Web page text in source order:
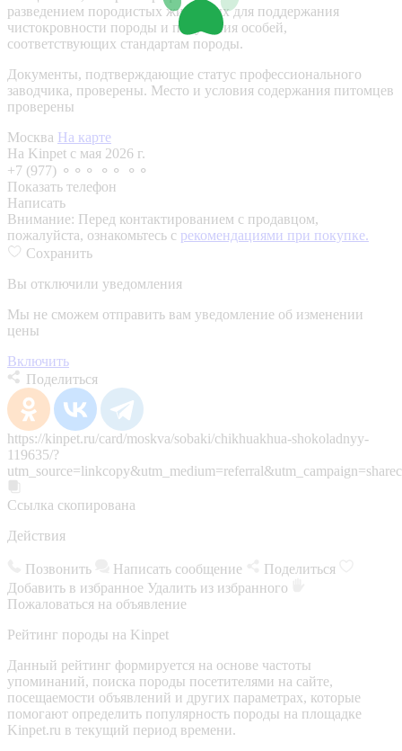
разведением породистых животных для поддержания
чистокровности породы и получения особей,
соответствующих стандартам породы.
Документы, подтверждающие статус профессионального
заводчика, проверены. Место и условия содержания питомцев
проверены
Москва На карте
На Kinpet c мая 2026 г.
+7 (977) ⚬⚬⚬ ⚬⚬ ⚬⚬
Показать телефон
Написать
Внимание: Перед контактированием с продавцом,
пожалуйста, ознакомьтесь с рекомендациями при покупке.
Сохранить
Вы отключили уведомления
Мы не сможем отправить вам уведомление об изменении
цены
Включить
Поделиться
https://kinpet.ru/card/moskva/sobaki/chikhuakhua-shokoladnyy-
119635/?
Ссылка скопирована
Действия
Позвонить Написать сообщение
Поделиться
Добавить в избранное Удалить из избранного
Пожаловаться на объявление
Рейтинг породы на Kinpet
Данный рейтинг формируется на основе частоты
упоминаний, поиска породы посетителями на сайте,
посещаемости объявлений и других параметрах, которые
помогают определить популярность породы на площадке
Kinpet.ru в текущий период времени.